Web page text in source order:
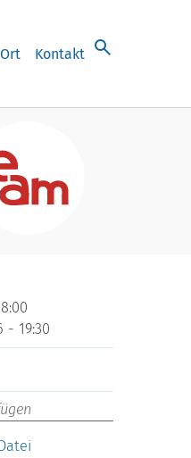
for "Soziale Arbeit"
Kontakt
- 19:30